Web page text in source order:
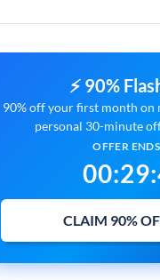
⚡ 90%
90% off your first month on
personal 30-minute
OFFER
00:29:
CLAIM 90%